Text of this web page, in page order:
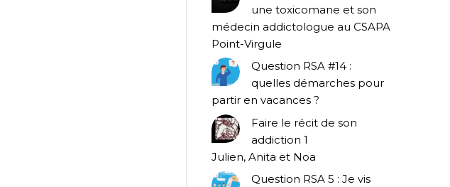
une toxicomane et son
médecin addictologue au CSAPA
Point-Virgule
Question RSA #14 :
quelles démarches pour
partir en vacances ?
Faire le récit de son
addiction 1
Julien, Anita et Noa
Question RSA 5 : Je vis